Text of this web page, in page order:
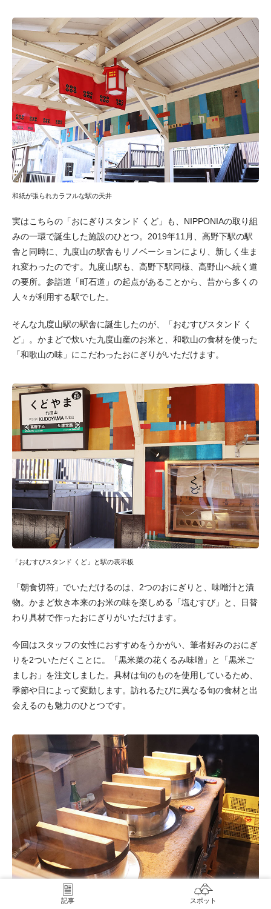
和紙が張られカラフルな駅の天井
実はこちらの「おにぎりスタンド くど」も、NIPPONIAの取り組
みの一環で誕生した施設のひとつ。2019年11月、高野下駅の駅
舎と同時に、九度山の駅舎もリノベーションにより、新しく生ま
れ変わったのです。九度山駅も、高野下駅同様、高野山へ続く道
の要所。参詣道「町石道」の起点があることから、昔から多くの
人々が利用する駅でした。
そんな九度山駅の駅舎に誕生したのが、「おむすびスタンド く
ど」。かまどで炊いた九度山産のお米と、和歌山の食材を使った
「和歌山の味」にこだわったおにぎりがいただけます。
「おむすびスタンド くど」と駅の表示板
「朝食切符」でいただけるのは、2つのおにぎりと、味噌汁と漬
物。かまど炊き本来のお米の味を楽しめる「塩むすび」と、日替
わり具材で作ったおにぎりがいただけます。
今回はスタッフの女性におすすめをうかがい、筆者好みのおにぎ
りを2ついただくことに。「黒米菜の花くるみ味噌」と「黒米ご
ましお」を注文しました。具材は旬のものを使用しているため、
季節や日によって変動します。訪れるたびに異なる旬の食材と出
会えるのも魅力のひとつです。
米を炊くために並ぶ3つの釜
記事 スポット